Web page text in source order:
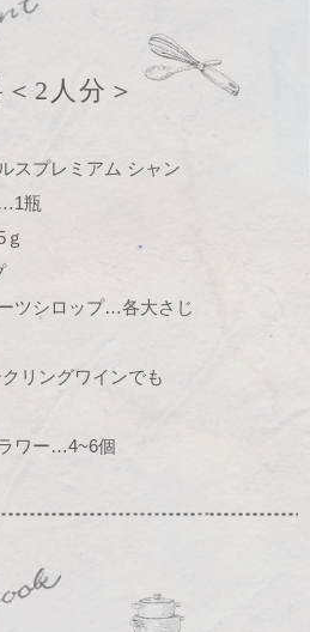
＜2人分＞
スプレミアム シャン
瓶
ツシロップ…各大さじ
リングワインでも
ワー…4~6個